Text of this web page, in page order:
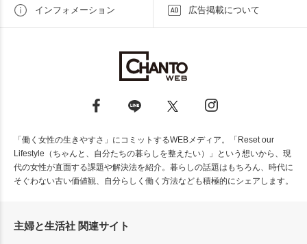
インフォメーション 広告掲載について
「働く女性の生きやすさ」にコミットするWEBメディア。「Reset our
Lifestyle（ちゃんと、自分たちの暮らしを整えたい）」という想いから、現
代の女性が直面する課題や解決法を紹介。暮らしの話題はもちろん、時代に
そぐわない古い価値観、自分らしく働く方法なども積極的にシェアします。
主婦と生活社 関連サイト